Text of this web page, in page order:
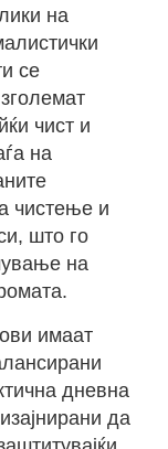
на
се
чист и
на
чистење и
што го
на
имаат
дневна
да